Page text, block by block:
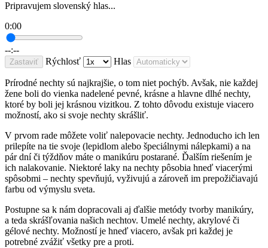
Pripravujem slovenský hlas...
0:00
--:--
Zastaviť Rýchlosť Hlas
Prírodné nechty sú najkrajšie, o tom niet pochýb. Avšak, nie každej
žene boli do vienka nadelené pevné, krásne a hlavne dlhé nechty,
ktoré by boli jej krásnou vizitkou. Z tohto dôvodu existuje viacero
možností, ako si svoje nechty skrášliť.
V prvom rade môžete voliť nalepovacie nechty. Jednoducho ich len
prilepíte na tie svoje (lepidlom alebo špeciálnymi nálepkami) a na
pár dní či týždňov máte o manikúru postarané. Ďalším riešením je
ich nalakovanie. Niektoré laky na nechty pôsobia hneď viacerými
spôsobmi – nechty spevňujú, vyživujú a zároveň im prepožičiavajú
farbu od výmyslu sveta.
Postupne sa k nám dopracovali aj ďalšie metódy tvorby manikúry,
a teda skrášľovania našich nechtov. Umelé nechty, akrylové či
gélové nechty. Možností je hneď viacero, avšak pri každej je
potrebné zvážiť všetky pre a proti.